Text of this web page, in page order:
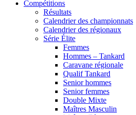
Compétitions
Résultats
Calendrier des championnats
Calendrier des régionaux
Série Élite
Femmes
Hommes – Tankard
Caravane régionale
Qualif Tankard
Senior hommes
Senior femmes
Double Mixte
Maîtres Masculin